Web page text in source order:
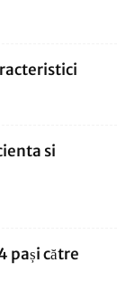
si
pași către